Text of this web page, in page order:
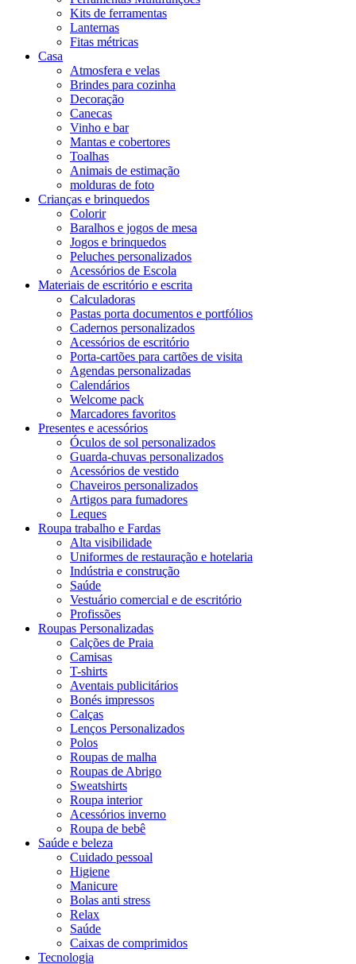
Kits de ferramentas
Lanternas
Fitas métricas
Casa
Atmosfera e velas
Brindes para cozinha
Decoração
Canecas
Vinho e bar
Mantas e cobertores
Toalhas
Animais de estimação
molduras de foto
Crianças e brinquedos
Colorir
Baralhos e jogos de mesa
Jogos e brinquedos
Peluches personalizados
Acessórios de Escola
Materiais de escritório e escrita
Calculadoras
Pastas porta documentos e portfólios
Cadernos personalizados
Acessórios de escritório
Porta-cartões para cartões de visita
Agendas personalizadas
Calendários
Welcome pack
Marcadores favoritos
Presentes e acessórios
Óculos de sol personalizados
Guarda-chuvas personalizados
Acessórios de vestido
Chaveiros personalizados
Artigos para fumadores
Leques
Roupa trabalho e Fardas
Alta visibilidade
Uniformes de restauração e hotelaria
Indústria e construção
Saúde
Vestuário comercial e de escritório
Profissões
Roupas Personalizadas
Calções de Praia
Camisas
T-shirts
Aventais publicitários
Bonés impressos
Calças
Lenços Personalizados
Polos
Roupas de malha
Roupas de Abrigo
Sweatshirts
Roupa interior
Acessórios inverno
Roupa de bebê
Saúde e beleza
Cuidado pessoal
Higiene
Manicure
Bolas anti stress
Relax
Saúde
Caixas de comprimidos
Tecnologia